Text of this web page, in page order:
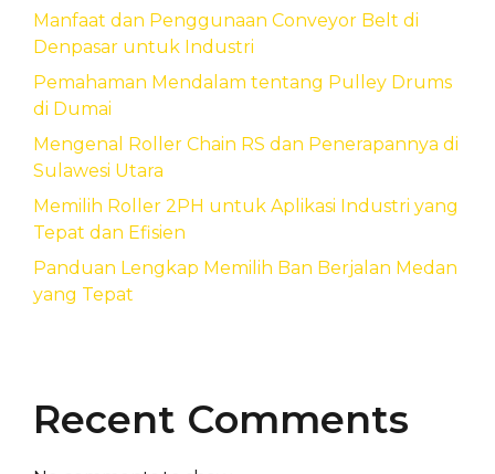
Manfaat dan Penggunaan Conveyor Belt di
Denpasar untuk Industri
Pemahaman Mendalam tentang Pulley Drums
di Dumai
Mengenal Roller Chain RS dan Penerapannya di
Sulawesi Utara
Memilih Roller 2PH untuk Aplikasi Industri yang
Tepat dan Efisien
Panduan Lengkap Memilih Ban Berjalan Medan
yang Tepat
Recent Comments